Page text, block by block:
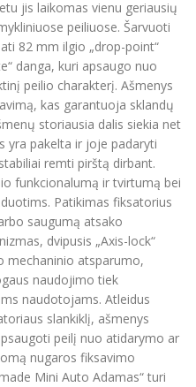
jis laikomas vienu geriausių
peiliuose. Šarvuoti
82 mm ilgio „drop-point“
danga, kuri apsaugo nuo
peilio charakterį. Ašmenys
kas garantuoja sklandų
storiausia dalis siekia net
yra pakelta ir joje padaryti
remti pirštą dirbant.
funkcionalumą ir tvirtumą bei
Patikimas fiksatorius
saugumą atsako
dvipusis „Axis-lock“
mechaninio atsparumo,
naudojimo tiek
naudotojams. Atleidus
slankiklį, ašmenys
peilį nuo atidarymo ar
nugaros fiksavimo
Mini Auto Adamas“ turi